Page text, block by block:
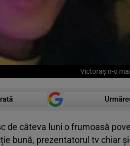
Victoraș n-o
de câteva luni o frumoasă
bună, prezentatorul tv chiar